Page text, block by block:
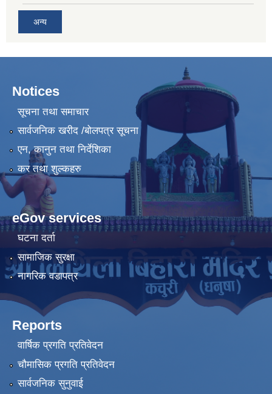
अन्य
Notices
सूचना तथा समाचार
सार्वजनिक खरीद /बोलपत्र सूचना
एन, कानुन तथा निर्देशिका
कर तथा शुल्कहरु
eGov services
घटना दर्ता
सामाजिक सुरक्षा
नागरिक वडापत्र
Reports
वार्षिक प्रगति प्रतिवेदन
चौमासिक प्रगति प्रतिवेदन
सार्वजनिक सुनुवाई